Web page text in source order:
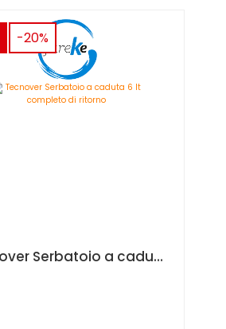
-20%
Tecnover Serbatoio a caduta 6 lt completo di ritorno